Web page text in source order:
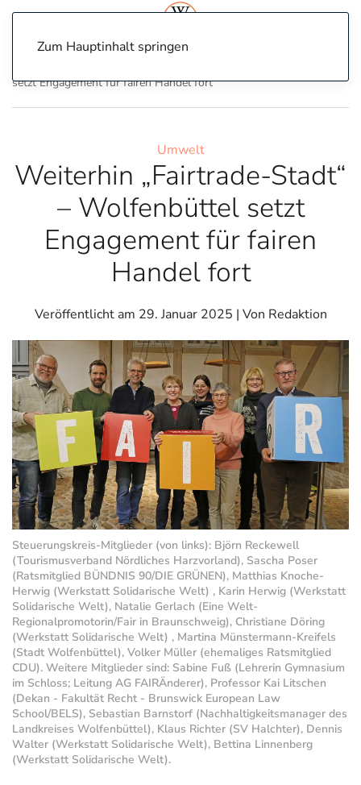
Zum Hauptinhalt springen
setzt Engagement für fairen Handel fort
Umwelt
Weiterhin „Fairtrade-Stadt“
– Wolfenbüttel setzt
Engagement für fairen
Handel fort
Veröffentlicht am 29. Januar 2025 | Von Redaktion
Steuerungskreis-Mitglieder (von links): Björn Reckewell
(Tourismusverband Nördliches Harzvorland), Sascha Poser
(Ratsmitglied BÜNDNIS 90/DIE GRÜNEN), Matthias Knoche-
Herwig (Werkstatt Solidarische Welt) , Karin Herwig (Werkstatt
Solidarische Welt), Natalie Gerlach (Eine Welt-
Regionalpromotorin/Fair in Braunschweig), Christiane Döring
(Werkstatt Solidarische Welt) , Martina Münstermann-Kreifels
(Stadt Wolfenbüttel), Volker Müller (ehemaliges Ratsmitglied
CDU). Weitere Mitglieder sind: Sabine Fuß (Lehrerin Gymnasium
im Schloss; Leitung AG FAIRÄnderer), Professor Kai Litschen
(Dekan - Fakultät Recht - Brunswick European Law
School/BELS), Sebastian Barnstorf (Nachhaltigkeitsmanager des
Landkreises Wolfenbüttel), Klaus Richter (SV Halchter), Dennis
Walter (Werkstatt Solidarische Welt), Bettina Linnenberg
(Werkstatt Solidarische Welt).